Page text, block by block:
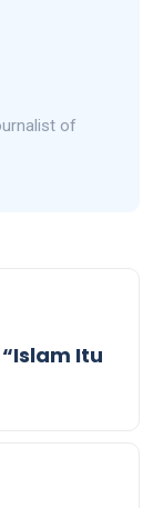
of
Itu